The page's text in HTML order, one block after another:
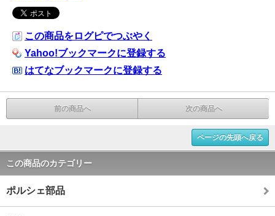
この商品をログピでつぶやく
Yahoo!ブックマークに登録する
はてなブックマークに登録する
前の商品へ 次の商品へ
ページの先頭へ戻る
この商品のカテゴリー
ポルシェ部品